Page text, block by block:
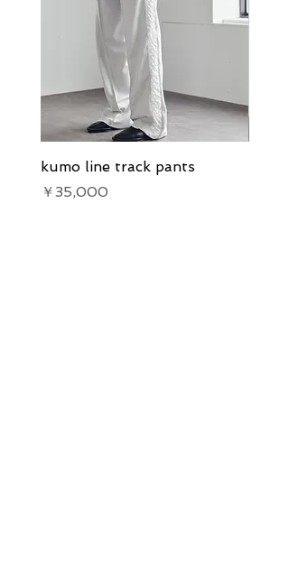
kumo line track pants
価格
￥35,000